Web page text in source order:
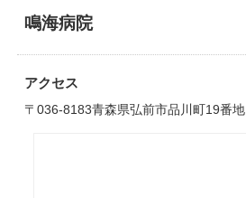
鳴海病院
アクセス
〒036-8183青森県弘前市品川町19番地